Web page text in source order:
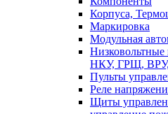
Корпуса,
Маркировка
Модульная
Низковольтные
НКУ, ГРЩ,
Пульты
Реле
Щиты